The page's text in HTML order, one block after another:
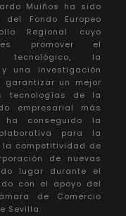
Muiños ha sido
del Fondo Europeo
Regional cuyo
promover el
tecnológico, la
una investigación
garantizar un mejor
tecnologías de la
empresarial más
conseguido la
para la
la competitividad de
de nuevas
lugar durante el
con el apoyo del
de Comercio
Sevilla.